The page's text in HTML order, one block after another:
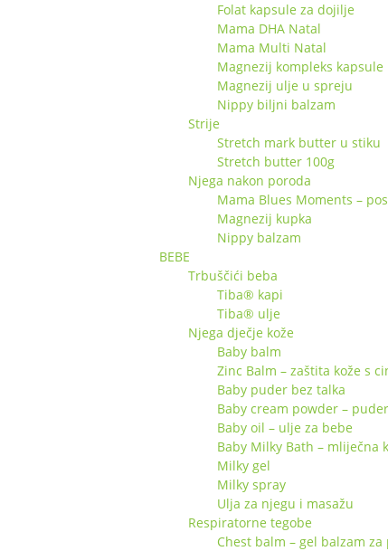
Folat kapsule za dojilje
Mama DHA Natal
Mama Multi Natal
Magnezij kompleks kapsule
Magnezij ulje u spreju
Nippy biljni balzam
Strije
Stretch mark butter u stiku
Stretch butter 100g
Njega nakon poroda
Mama Blues Moments –
Magnezij kupka
Nippy balzam
BEBE
Trbuščići beba
Tiba® kapi
Tiba® ulje
Njega dječje kože
Baby balm
Zinc Balm – zaštita kože s
Baby puder bez talka
Baby cream powder –
Baby oil – ulje za bebe
Baby Milky Bath – mliječna
Milky gel
Milky spray
Ulja za njegu i masažu
Respiratorne tegobe
Chest balm – gel balzam za